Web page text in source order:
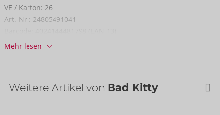
VE / Karton: 26
Art.-Nr.: 24805491041
Zolltarifnummer:
Mehr lesen
Weitere Artikel von Bad Kitty